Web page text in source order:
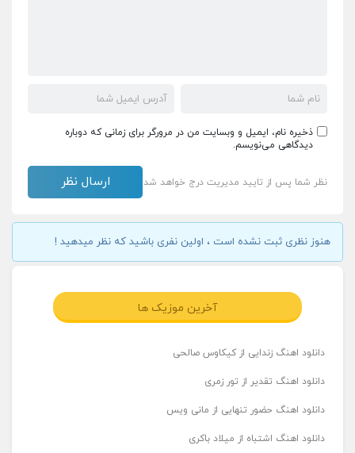
ذخیره نام، ایمیل و وبسایت من در مرورگر برای زمانی که دوباره
دیدگاهی می‌نویسم.
نظر شما پس از تایید مدیریت درج خواهد شد
هنوز نظری ثبت نشده است ، اولین نفری باشید که نظر میدهید !
آخرین موزیک ها
دانلود اهنگ زندایی از کیکاوس صالحی
دانلود اهنگ تقدیر از تور زمری
دانلود اهنگ حضور تنهایی از مانی ویس
دانلود اهنگ اشتباه از میلاد باکری